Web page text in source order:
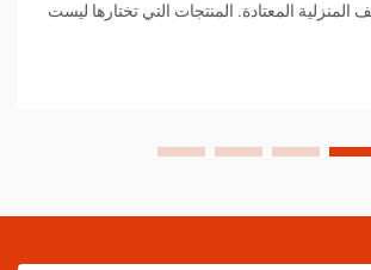
المنزلية المعتادة. المنتجات التي تختارها ليست